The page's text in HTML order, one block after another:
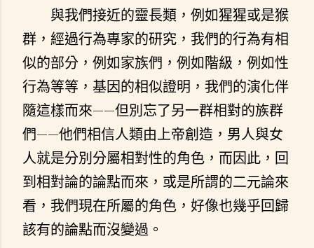
與我們接近的靈長類，例如猩猩或是猴
群，經過行為專家的研究，我們的行為有相
似的部分，例如家族們，例如階級，例如性
行為等等，基因的相似證明，我們的演化伴
隨這樣而來——但別忘了另一群相對的族群
們——他們相信人類由上帝創造，男人與女
人就是分別分屬相對性的角色，而因此，回
到相對論的論點而來，或是所謂的二元論來
看，我們現在所屬的角色，好像也幾乎回歸
該有的論點而沒變過。